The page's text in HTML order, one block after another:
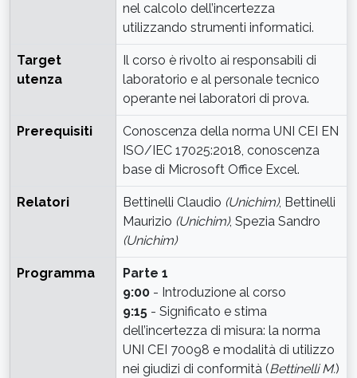
nel calcolo dell’incertezza
utilizzando strumenti informatici.
Target
utenza
Il corso è rivolto ai responsabili di
laboratorio e al personale tecnico
operante nei laboratori di prova.
Prerequisiti
Conoscenza della norma UNI CEI EN
ISO/IEC 17025:2018, conoscenza
base di Microsoft Office Excel.
Relatori Bettinelli Claudio (Unichim), Bettinelli
Maurizio (Unichim), Spezia Sandro
(Unichim)
Programma
Parte 1
9:00 - Introduzione al corso
9:15 - Significato e stima
dell’incertezza di misura: la norma
UNI CEI 70098 e modalità di utilizzo
nei giudizi di conformità (Bettinelli M.)